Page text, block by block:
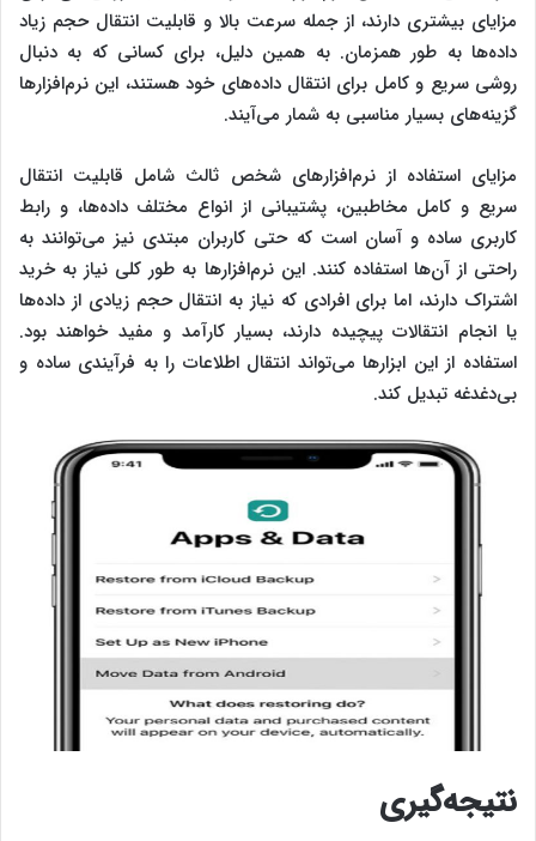
مزایای بیشتری دارند، از جمله سرعت بالا و قابلیت انتقال حجم زیاد
داده‌ها به طور همزمان. به همین دلیل، برای کسانی که به دنبال
روشی سریع و کامل برای انتقال داده‌های خود هستند، این نرم‌افزارها
گزینه‌های بسیار مناسبی به شمار می‌آیند.
مزایای استفاده از نرم‌افزارهای شخص ثالث شامل قابلیت انتقال
سریع و کامل مخاطبین، پشتیبانی از انواع مختلف داده‌ها، و رابط
کاربری ساده و آسان است که حتی کاربران مبتدی نیز می‌توانند به
راحتی از آن‌ها استفاده کنند. این نرم‌افزارها به طور کلی نیاز به خرید
اشتراک دارند، اما برای افرادی که نیاز به انتقال حجم زیادی از داده‌ها
یا انجام انتقالات پیچیده دارند، بسیار کارآمد و مفید خواهند بود.
استفاده از این ابزارها می‌تواند انتقال اطلاعات را به فرآیندی ساده و
بی‌دغدغه تبدیل کند.
نتیجه‌گیری